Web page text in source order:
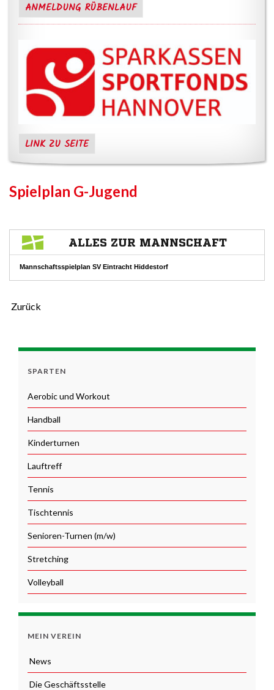
ANMELDUNG RÜBENLAUF
LINK ZU SEITE
Spielplan G-Jugend
Zurück
SPARTEN
Aerobic und Workout
Handball
Kinderturnen
Lauftreff
Tennis
Tischtennis
Senioren-Turnen (m/w)
Stretching
Volleyball
MEIN VEREIN
News
Die Geschäftsstelle